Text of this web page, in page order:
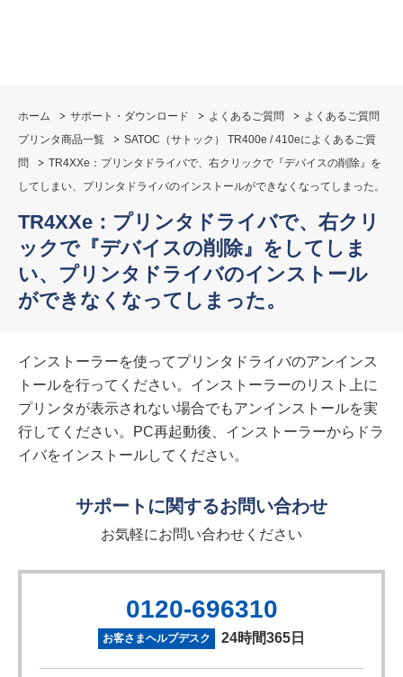
ホーム サポート・ダウンロード よくあるご質問
よくあるご質問
プリンタ商品一覧
SATOC（サトック） TR400e / 410eによくあるご質
問
TR4XXe：プリンタドライバで、右クリックで『デバイスの削除』を
してしまい、プリンタドライバのインストールができなくなってしまった。
TR4XXe：プリンタドライバで、右クリ
ックで『デバイスの削除』をしてしま
い、プリンタドライバのインストール
ができなくなってしまった。
インストーラーを使ってプリンタドライバのアンインス
トールを行ってください。インストーラーのリスト上に
プリンタが表示されない場合でもアンインストールを実
行してください。PC再起動後、インストーラーからドラ
イバをインストールしてください。
サポートに関するお問い合わせ
お気軽にお問い合わせください
0120-696310
お客さまヘルプデスク 24時間365日